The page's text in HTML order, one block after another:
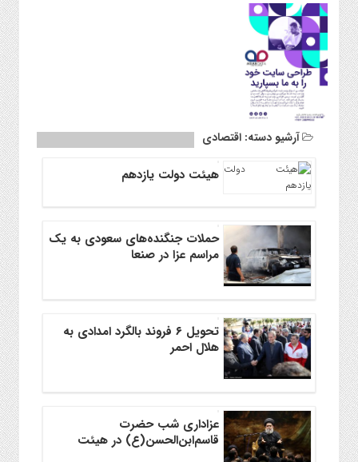
آرشیو دسته:اقتصادی
هیئت دولت یازدهم
حملات جنگنده‌های سعودی به یک
مراسم عزا در صنعا
تحویل ۶ فروند بالگرد امدادی به
هلال احمر
عزاداری شب حضرت
قاسم‌ابن‌الحسن(ع) در هیئت